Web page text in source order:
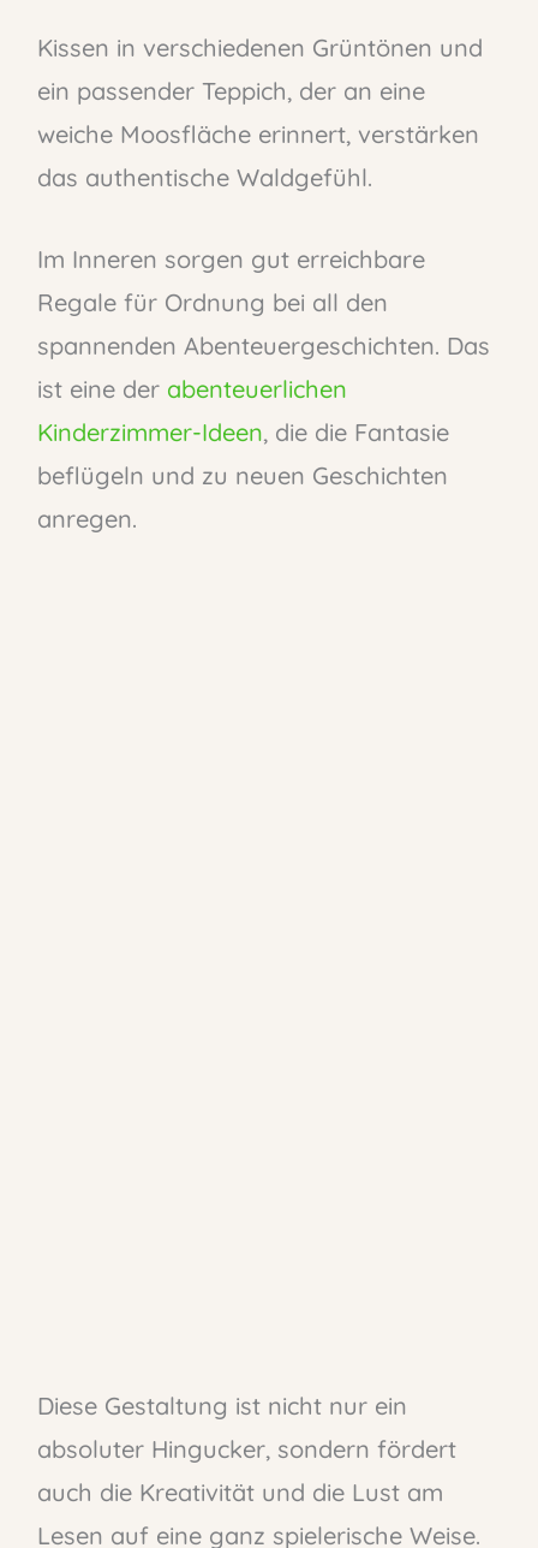
Kissen in verschiedenen Grüntönen und
ein passender Teppich, der an eine
weiche Moosfläche erinnert, verstärken
das authentische Waldgefühl.
Im Inneren sorgen gut erreichbare
Regale für Ordnung bei all den
spannenden Abenteuergeschichten. Das
ist eine der abenteuerlichen
Kinderzimmer-Ideen, die die Fantasie
beflügeln und zu neuen Geschichten
anregen.
Diese Gestaltung ist nicht nur ein
absoluter Hingucker, sondern fördert
auch die Kreativität und die Lust am
Lesen auf eine ganz spielerische Weise.